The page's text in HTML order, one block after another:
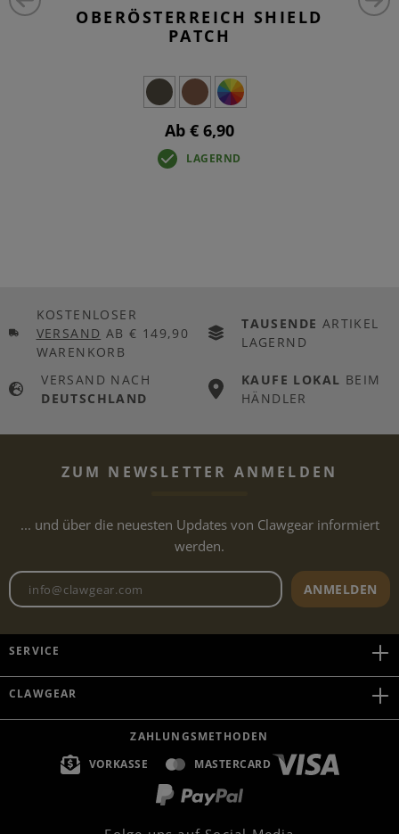
OBERÖSTERREICH SHIELD
PATCH
Ab € 6,90
LAGERND
KOSTENLOSER
VERSAND AB € 149,90
WARENKORB
TAUSENDE ARTIKEL
LAGERND
VERSAND NACH
DEUTSCHLAND
KAUFE LOKAL BEIM
HÄNDLER
ZUM NEWSLETTER ANMELDEN
... und über die neuesten Updates von Clawgear informiert
werden.
Newsletter E-Mail-Adresse
ANMELDEN
SERVICE
CLAWGEAR
ZAHLUNGSMETHODEN
VORKASSE
MASTERCARD